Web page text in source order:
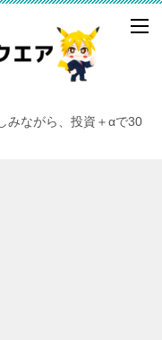
みながら、投資＋αで30